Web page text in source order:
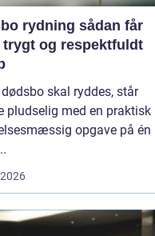
sådan får
trygt og respektfuldt
skal ryddes, står
pludselig med en praktisk
opgave på én